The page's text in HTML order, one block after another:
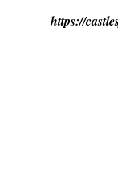
https://